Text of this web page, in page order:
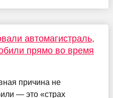
автомагистраль,
прямо во время
причина не
— это «страх